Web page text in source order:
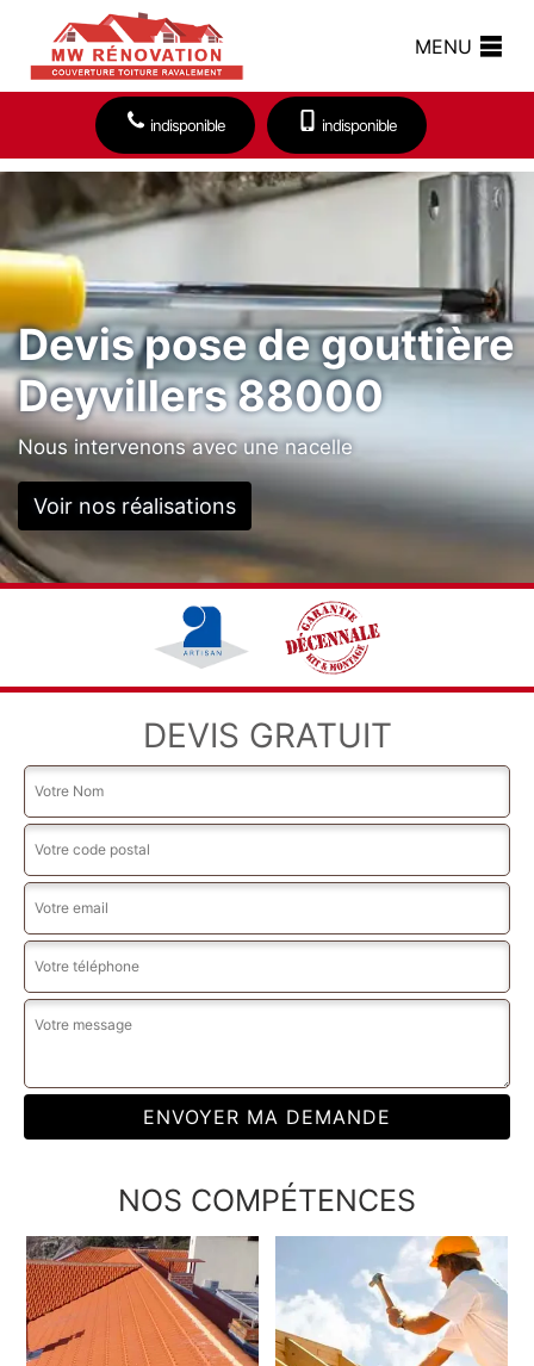
MENU
indisponible indisponible
Devis pose de gouttière
Deyvillers 88000
Nous intervenons avec une nacelle
Voir nos réalisations
DEVIS GRATUIT
NOS COMPÉTENCES